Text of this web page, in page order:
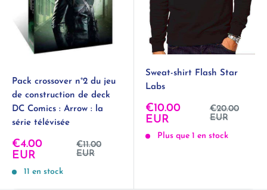
Pack crossover n°2 du jeu
de construction de deck
DC Comics : Arrow : la
série télévisée
Prix
réduit
€4.00
EUR
Prix
normal
€11.00
EUR
11 en stock
Sweat-shirt Flash Star
Labs
Prix
réduit
€10.00
EUR
Prix
normal
€20.00
EUR
Plus que 1 en stock